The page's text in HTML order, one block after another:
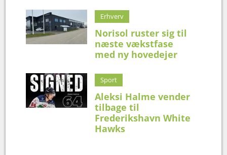
Erhverv
Norisol ruster sig til
næste vækstfase
med ny hovedejer
Sport
Aleksi Halme vender
tilbage til
Frederikshavn White
Hawks